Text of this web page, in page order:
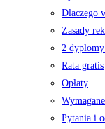
Dlaczego
Zasady
2 dyplomy
Rata gratis
Opłaty
Pytania i